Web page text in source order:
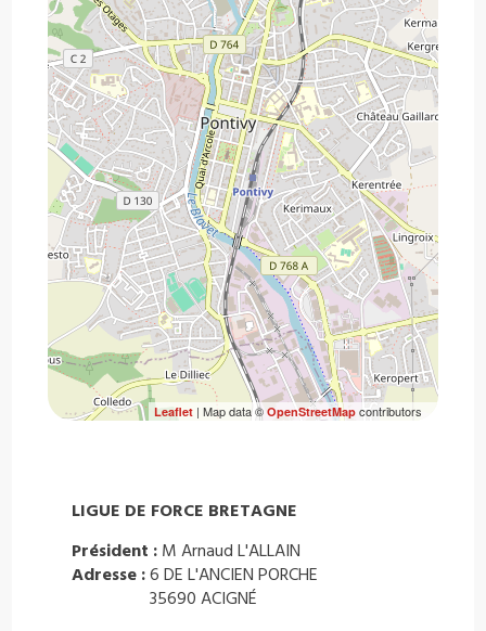
Leaflet| Map data © OpenStreetMapcontributors
LIGUE DE FORCE BRETAGNE
Président : M Arnaud L'ALLAIN
Adresse :6 DE L'ANCIEN PORCHE
35690 ACIGNÉ